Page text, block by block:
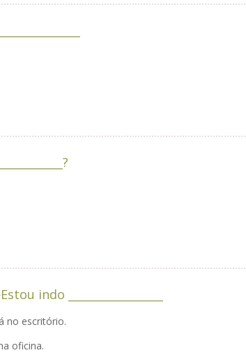
neste feriado? —_________________
o que você está fazendo aqui? —Estou indo _________________
no escritório.
oficina.